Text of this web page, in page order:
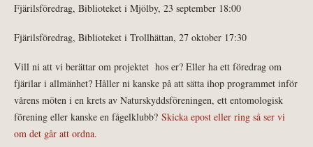
Fjärilsföredrag, Biblioteket i Mjölby, 23 september 18:00
Fjärilsföredrag, Biblioteket i Trollhättan, 27 oktober 17:30
Vill ni att vi berättar om projektet hos er? Eller ha ett föredrag om
fjärilar i allmänhet? Håller ni kanske på att sätta ihop programmet inför
vårens möten i en krets av Naturskyddsföreningen, ett entomologisk
förening eller kanske en fågelklubb? Skicka epost eller ring så ser vi
om det går att ordna.